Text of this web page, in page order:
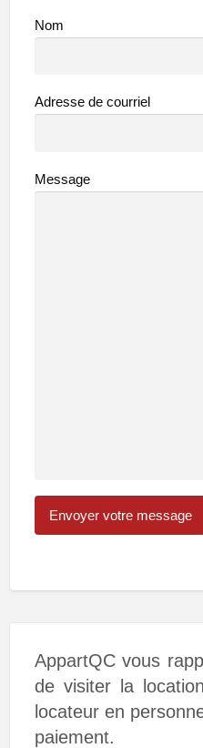
Nom
Adresse de courriel
Message
AppartQC vous
de visiter la
locateur en
paiement.